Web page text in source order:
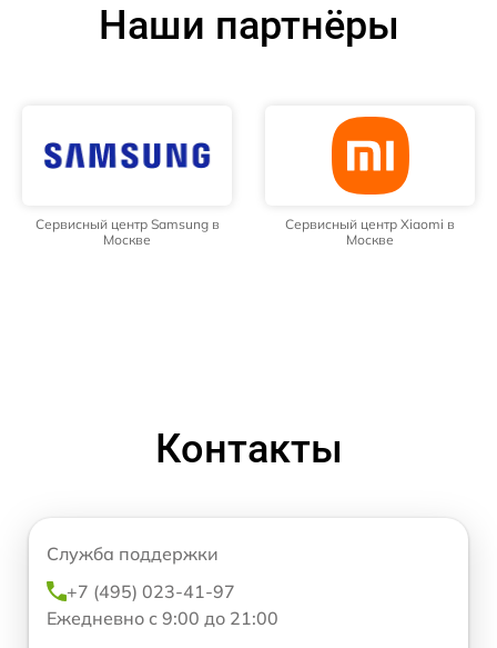
Наши партнёры
Сервисный центр Samsung в
Москве
Сервисный центр Xiaomi в
Москве
Контакты
Служба поддержки
+7 (495) 023-41-97
Ежедневно с 9:00 до 21:00